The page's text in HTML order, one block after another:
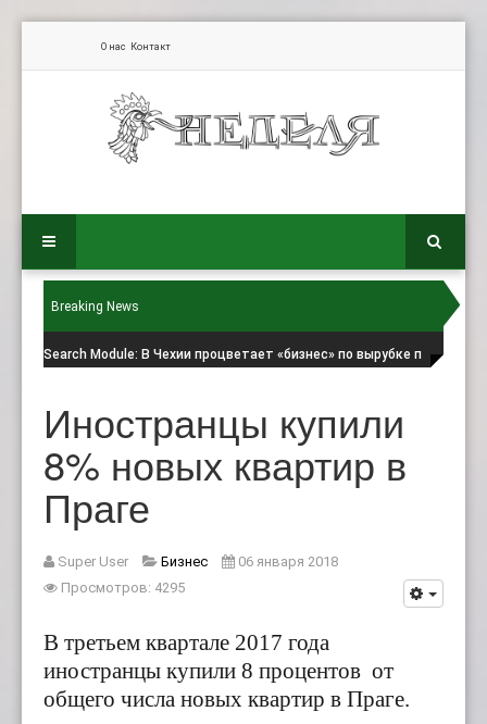
О нас Контакт
Breaking News
Search Module: В Чехии процветает «бизнес» по вырубке п
Иностранцы купили
8% новых квартир в
Праге
Super User Бизнес
06 января 2018
Просмотров: 4295
В третьем квартале 2017 года
иностранцы купили 8 процентов от
общего числа новых квартир в Праге.